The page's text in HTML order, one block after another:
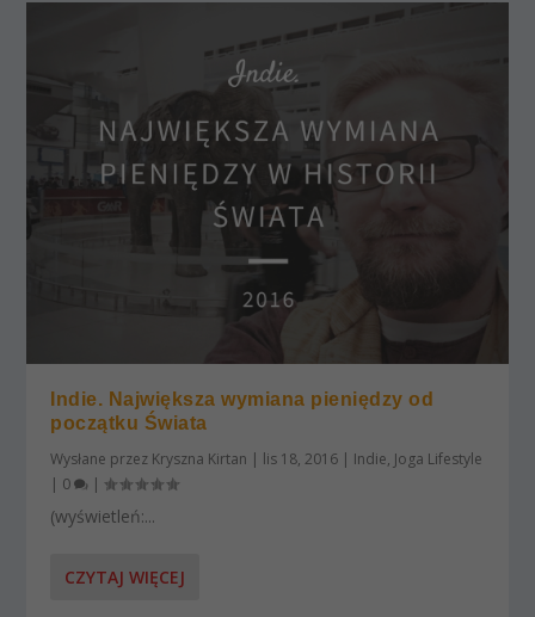
Indie. Największa wymiana pieniędzy od
początku Świata
Wysłane przez Kryszna Kirtan | lis 18, 2016 | Indie, Joga Lifestyle
| 0 |
(wyświetleń:...
CZYTAJ WIĘCEJ